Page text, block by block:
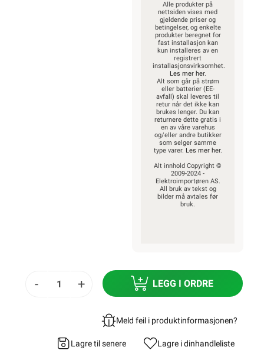
Alle produkter på
nettsiden vises med
gjeldende priser og
betingelser, og enkelte
produkter beregnet for
fast installasjon kan
kun installeres av en
registrert
installasjonsvirksomhet.
Les mer her.
Alt som går på strøm
eller batterier (EE-
avfall) skal leveres til
retur når det ikke kan
brukes lenger. Du kan
returnere dette gratis i
en av våre varehus
og/eller andre butikker
som selger samme
type varer. Les mer her.
Alt innhold Copyright ©
2009-2024 -
Elektroimportøren AS.
All bruk av tekst og
bilder må avtales før
bruk.
- + LEGG I ORDRE
Meld feil i produktinformasjonen?
Lagre til senere Lagre i dinhandleliste